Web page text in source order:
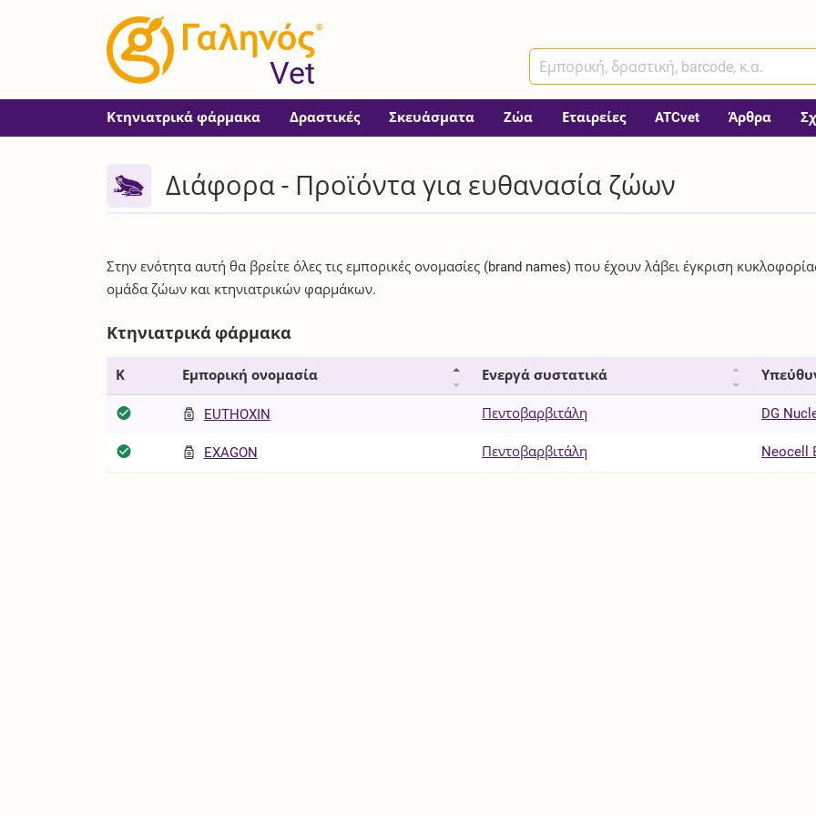
®
Vet
Κτηνιατρικά φάρμακα Δραστικές Σκευάσματα Ζώα Εταιρείες ATCvet Άρθρα
Διάφορα - Προϊόντα για ευθανασία ζώων
Στην ενότητα αυτή θα βρείτε όλες τις εμπορικές ονομασίες (brand names) που έχουν λάβει έγκριση
ομάδα ζώων και κτηνιατρικών φαρμάκων.
Κτηνιατρικά φάρμακα
Κ Εμπορική ονομασία Ενεργά συστατικά
EUTHOXIN Πεντοβαρβιτάλη DG
EXAGON Πεντοβαρβιτάλη Neocell